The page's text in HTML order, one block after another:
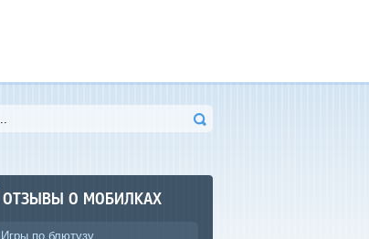
ОТЗЫВЫ О МОБИЛКАХ
Игры по блютузу